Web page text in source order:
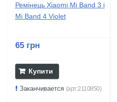
Ремінець Xiaomi Mi Band 3 і
Mi Band 4 Violet
65 грн
Купити
Заканчивается (арт:2110850)